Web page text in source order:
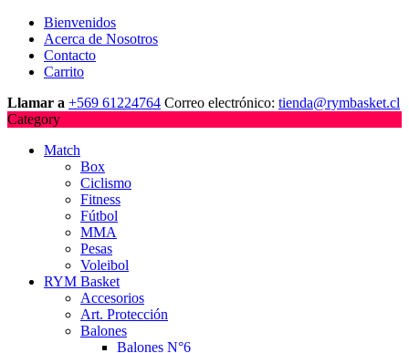
Bienvenidos
Acerca de Nosotros
Contacto
Carrito
Llamar a +569 61224764 Correo electrónico: tienda@rymbasket.cl
Category
Match
Box
Ciclismo
Fitness
Fútbol
MMA
Pesas
Voleibol
RYM Basket
Accesorios
Art. Protección
Balones
Balones N°6